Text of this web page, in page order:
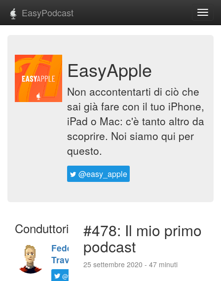
EasyPodcast
EasyApple
Non accontentarti di ciò che
sai già fare con il tuo iPhone,
iPad o Mac: c'è tanto altro da
scoprire. Noi siamo qui per
questo.
@easy_apple
Conduttori
Federico
Travaini
@ftrava
#478: Il mio primo
podcast
25 settembre 2020 - 47 minuti